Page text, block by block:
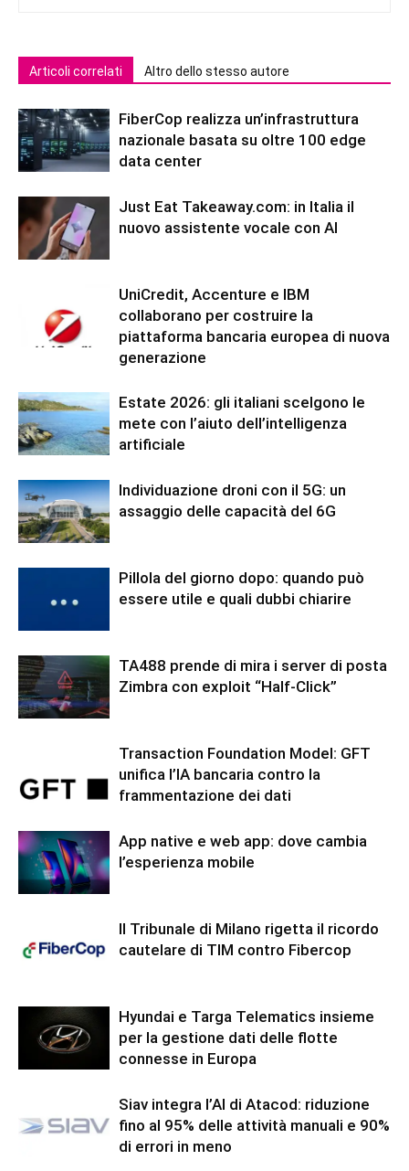
Articoli correlati Altro dello stesso autore
FiberCop realizza un’infrastruttura
nazionale basata su oltre 100 edge
data center
Just Eat Takeaway.com: in Italia il
nuovo assistente vocale con AI
UniCredit, Accenture e IBM
collaborano per costruire la
piattaforma bancaria europea di nuova
generazione
Estate 2026: gli italiani scelgono le
mete con l’aiuto dell’intelligenza
artificiale
Individuazione droni con il 5G: un
assaggio delle capacità del 6G
Pillola del giorno dopo: quando può
essere utile e quali dubbi chiarire
TA488 prende di mira i server di posta
Zimbra con exploit “Half-Click”
Transaction Foundation Model: GFT
unifica l’IA bancaria contro la
frammentazione dei dati
App native e web app: dove cambia
l’esperienza mobile
Il Tribunale di Milano rigetta il ricordo
cautelare di TIM contro Fibercop
Hyundai e Targa Telematics insieme
per la gestione dati delle flotte
connesse in Europa
Siav integra l’AI di Atacod: riduzione
fino al 95% delle attività manuali e 90%
di errori in meno